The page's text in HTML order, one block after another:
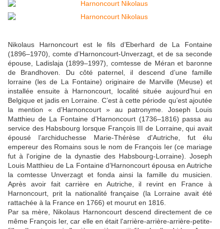
Nikolaus Harnoncourt est le fils d’Eberhard de La Fontaine
(1896–1970), comte d’Harnoncourt-Unverzagt, et de sa seconde
épouse, Ladislaja (1899–1997), comtesse de Méran et baronne
de Brandhoven. Du côté paternel, il descend d’une famille
lorraine (les de La Fontaine) originaire de Marville (Meuse) et
installée ensuite à Harnoncourt, localité située aujourd’hui en
Belgique et jadis en Lorraine. C’est à cette période qu’est ajoutée
la mention « d’Harnoncourt » au patronyme. Joseph Louis
Matthieu de La Fontaine d’Harnoncourt (1736–1816) passa au
service des Habsbourg lorsque François III de Lorraine, qui avait
épousé l’archiduchesse Marie-Thérèse d'Autriche, fut élu
empereur des Romains sous le nom de François Ier (ce mariage
fut à l'origine de la dynastie des Habsbourg-Lorraine). Joseph
Louis Matthieu de La Fontaine d’Harnoncourt épousa en Autriche
la comtesse Unverzagt et fonda ainsi la famille du musicien.
Après avoir fait carrière en Autriche, il revint en France à
Harnoncourt, prit la nationalité française (la Lorraine avait été
rattachée à la France en 1766) et mourut en 1816.
Par sa mère, Nikolaus Harnoncourt descend directement de ce
même François Ier, car elle en était l'arrière-arrière-arrière-petite-